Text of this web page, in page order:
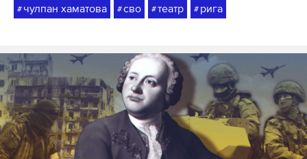
# чулпан хаматова #сво #театр # рига